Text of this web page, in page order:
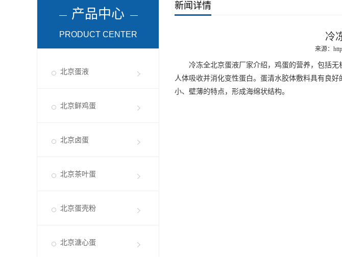
产品中心
PRODUCT CENTER
北京蛋液
北京鲜鸡蛋
北京卤蛋
北京茶叶蛋
北京蛋壳粉
北京溏心蛋
新闻详情
冷
来源：
冷冻全北京蛋液厂家介绍，鸡蛋的营养，包括无
人体吸收并消化变性蛋白。蛋清水胶体敷料具有良
小、壁薄的特点，形成海绵状结构。